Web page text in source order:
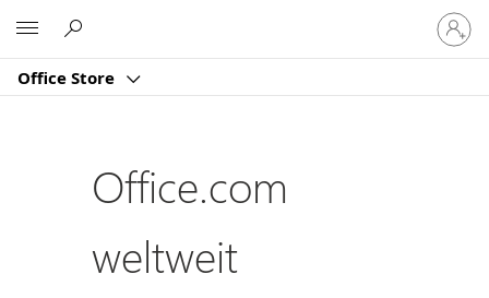
Office Store
Bei
Ihrem
Konto
Office.com
weltweit